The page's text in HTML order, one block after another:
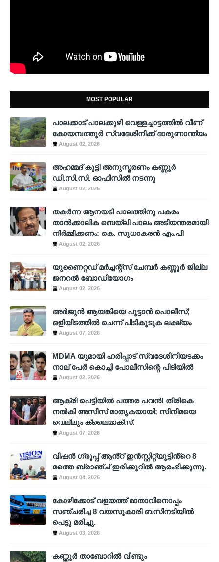
MOST POPULAR
പാലക്കാട് പാലക്കുഴി വെള്ളച്ചാട്ടത്തില്‍ വീണ്
കോയമ്പത്തൂര്‍ സ്വദേശിനിക്ക് ദാരുണാന്ത്യം
August 02, 2026
അഹമ്മദ് കുട്ടി അനുസ്മരണം കണ്ണൂർ
ഡി.സി.സി. ഓഫീസിൽ നടന്നു
August 02, 2026
തകർന്ന ആനയടി പാലത്തിനു പകരം
താൽക്കാലിക ബെയ്‌ലി പാലം അടിയന്തരമായി
നിർമ്മിക്കണം: കെ. സുധാകരൻ എം.പി
August 02, 2026
യുണൈറ്റഡ് മർച്ചന്റ്സ് ചേമ്പർ കണ്ണൂർ ജില്ല
ജനറൽ ബോഡിയോഗം
August 02, 2026
അര്‍ജുന്‍ ആയങ്കിയെ പൂട്ടാന്‍ പൊലീസ്;
ഒളിയിടത്തില്‍ ചെന്ന് പിടികൂടുക ലക്ഷ്യം
August 07, 2026
MDMA യുമായി ഹരിപ്പാട് സ്വദേശിനിയടക്കം
നാല് പേർ കൊച്ചി പോലീസിന്റെ പിടിയിൽ
August 02, 2026
ആക്രി പെട്ടിയിൽ പത്തര പവൻ! തിരികെ
നൽകി അസീസ് മാതൃകയായി; സിനിമയെ
വെല്ലും ക്ലൈമാക്സ്.
August 07, 2026
വിഷൻ ഗ്രൂപ്പ് ആൻ്റ് ഇൻസ്റ്റിറ്റ്യൂട്ടിൻ്റെ 8
മത്തെ ബ്രാഞ്ച് ഇരിക്കൂറിൽ ആരംഭിക്കുന്നു.
August 04, 2026
കോഴിക്കോട് വളയത്ത് മാതാവിനൊപ്പം
സഞ്ചരിച്ച 8 വയസുകാരി ബസിനടിയിൽ
പെട്ടു മരിച്ചു.
August 03, 2026
കണ്ണൂർ താബോറിൽ വീണ്ടും